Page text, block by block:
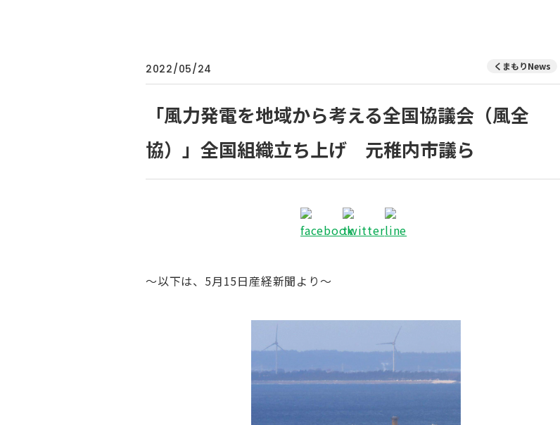
2022/05/24 くまもりNews
「風力発電を地域から考える全国協議会（風全
協）」全国組織立ち上げ 元稚内市議ら
～以下は、5月15日産経新聞より～